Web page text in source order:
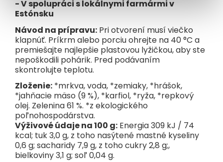
- V spolupráci s lokálnymi farmármi v
Estónsku
Návod na prípravu: Pri otvorení musí viečko
klapnúť. Príkrm alebo porciu ohrejte na 40 °C a
premiešajte najlepšie plastovou lyžičkou, aby ste
nepoškodili pohárik. Pred podávaním
skontrolujte teplotu.
Zloženie: *mrkva, voda, *zemiaky, *hrášok,
*jahňacie mäso (9 %), *karfiol, *ryža, *repkový
olej. Zelenina 61 %. *z ekologického
poľnohospodárstva.
Výživové údaje na 100 g: Energia 309 kJ / 74
kcal; tuk 3,0 g, z toho nasýtené mastné kyseliny
0,6 g; sacharidy 7,9 g, z toho cukry 2,8 g;,
bielkoviny 3,1 g; soľ 0,04 g.